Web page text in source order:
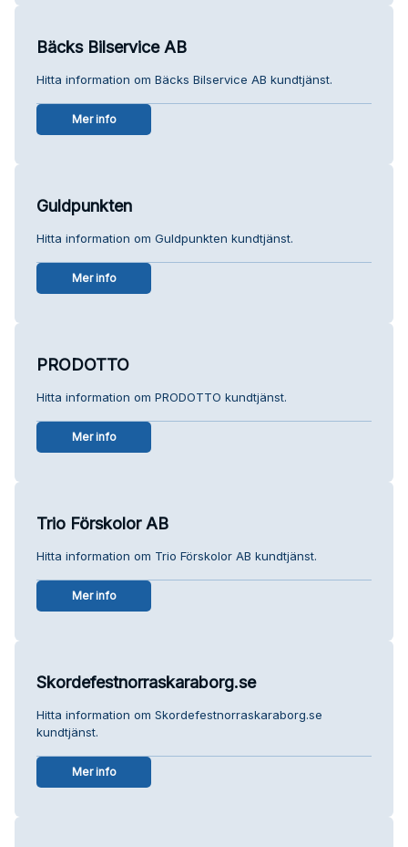
Bäcks Bilservice AB
Hitta information om Bäcks Bilservice AB kundtjänst.
Mer info
Guldpunkten
Hitta information om Guldpunkten kundtjänst.
Mer info
PRODOTTO
Hitta information om PRODOTTO kundtjänst.
Mer info
Trio Förskolor AB
Hitta information om Trio Förskolor AB kundtjänst.
Mer info
Skordefestnorraskaraborg.se
Hitta information om Skordefestnorraskaraborg.se
kundtjänst.
Mer info